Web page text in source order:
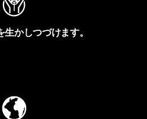
かしつづけます。